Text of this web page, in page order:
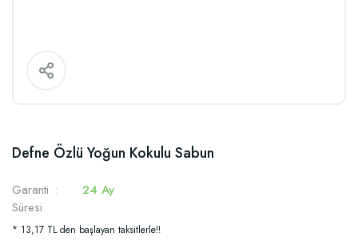
Defne Özlü Yoğun Kokulu Sabun
Garanti
Süresi
24 Ay
* 13,17 TL den başlayan taksitlerle!!